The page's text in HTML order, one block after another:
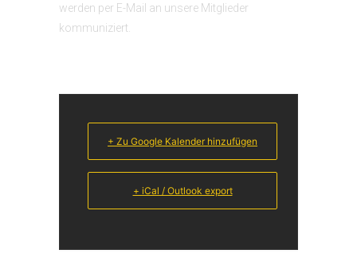
werden per E-Mail an unsere Mitglieder
kommuniziert.
+ Zu Google Kalender hinzufügen
+ iCal / Outlook export